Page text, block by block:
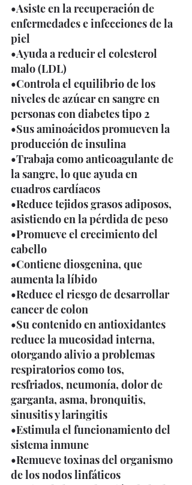
•Asiste en la recuperación de
enfermedades e infecciones de la
piel
•Ayuda a reducir el colesterol
malo (LDL)
•Controla el equilibrio de los
niveles de azúcar en sangre en
personas con diabetes tipo 2
•Sus aminoácidos promueven la
producción de insulina
•Trabaja como anticoagulante de
la sangre, lo que ayuda en
cuadros cardíacos
•Reduce tejidos grasos adiposos,
asistiendo en la pérdida de peso
•Promueve el crecimiento del
cabello
•Contiene diosgenina, que
aumenta la líbido
•Reduce el riesgo de desarrollar
cancer de colon
•Su contenido en antioxidantes
reduce la mucosidad interna,
otorgando alivio a problemas
respiratorios como tos,
resfriados, neumonía, dolor de
garganta, asma, bronquitis,
sinusitis y laringitis
•Estimula el funcionamiento del
sistema inmune
•Remueve toxinas del organismo
de los nodos linfáticos